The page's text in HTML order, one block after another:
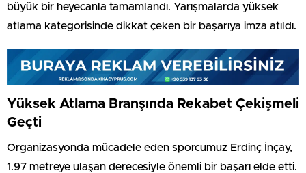
büyük bir heyecanla tamamlandı. Yarışmalarda yüksek
atlama kategorisinde dikkat çeken bir başarıya imza atıldı.
Yüksek Atlama Branşında Rekabet Çekişmeli
Geçti
Organizasyonda mücadele eden sporcumuz Erdinç İnçay,
1.97 metreye ulaşan derecesiyle önemli bir başarı elde etti.